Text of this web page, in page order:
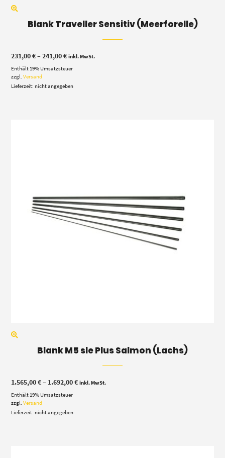
Blank Traveller Sensitiv (Meerforelle)
231,00€–241,00€Preisspanne:
bis
inkl. MwSt.
Enthält 19% Umsatzsteuer
zzgl.Versand
Lieferzeit: nicht angegeben
Blank M5 sle Plus Salmon (Lachs)
1.565,00€– 1.692,00€Preisspanne:
inkl. MwSt.
Enthält 19% Umsatzsteuer
zzgl.Versand
Lieferzeit: nicht angegeben